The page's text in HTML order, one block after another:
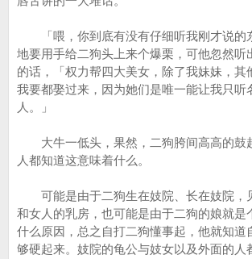
「喂，你到底有没有仔细听我刚才说的
地要用手给二狗头上来个爆栗，可他忽然听
的话，「权力帮四大美女，除了我妹妹，其
我要都娶过来，因为她们是唯一能让我只听
人。」
大牛一低头，果然，二狗胯间高高的鼓
人都知道这意味着什么。
可能是由于二狗生在妓院、长在妓院，
和女人的乳房，也可能是由于二狗的娘就是
什么原因，总之自打二狗懂事起，他就知道
够硬起来。妓院的龟公与妓女以及外面的人